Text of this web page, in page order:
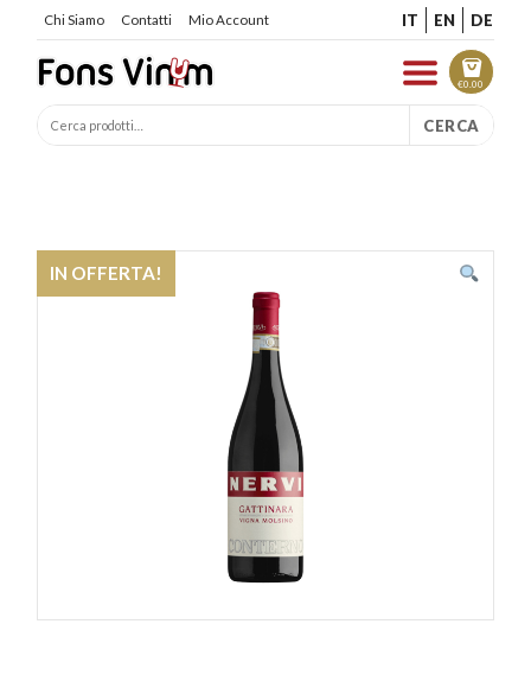
Chi Siamo Contatti Mio Account IT EN DE
€0.00
CERCA
IN OFFERTA!